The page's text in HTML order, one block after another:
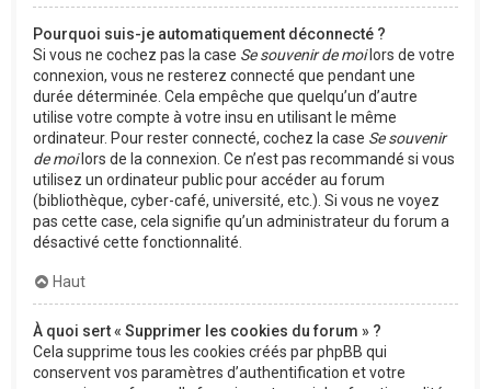
Pourquoi suis-je automatiquement déconnecté ?
Si vous ne cochez pas la case Se souvenir de moilors de votre
connexion, vous ne resterez connecté que pendant une
durée déterminée. Cela empêche que quelqu’un d’autre
utilise votre compte à votre insu en utilisant le même
ordinateur. Pour rester connecté, cochez la case Se souvenir
de moilors de la connexion. Ce n’est pas recommandé si vous
utilisez un ordinateur public pour accéder au forum
(bibliothèque, cyber-café, université, etc.). Si vous ne voyez
pas cette case, cela signifie qu’un administrateur du forum a
désactivé cette fonctionnalité.
Haut
À quoi sert « Supprimer les cookies du forum » ?
Cela supprime tous les cookies créés par phpBB qui
conservent vos paramètres d’authentification et votre